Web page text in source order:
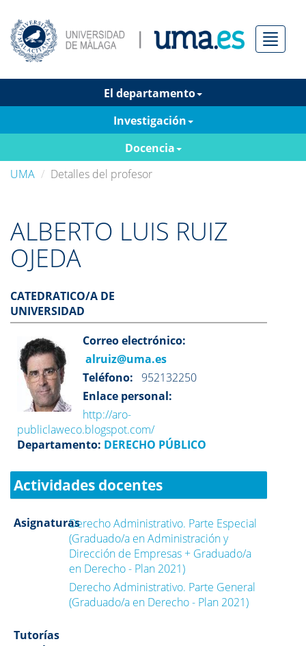
Menú
El departamento
Investigación
Docencia
UMA
Detalles del profesor
ALBERTO LUIS RUIZ
OJEDA
CATEDRATICO/A DE
UNIVERSIDAD
Correo electrónico:
alruiz@uma.es
Teléfono: 952132250
Enlace personal:
http://aro-
publiclaweco.blogspot.com/
Departamento: DERECHO PÚBLICO
Actividades docentes
AsignaturasDerecho Administrativo. Parte Especial
(Graduado/a en Administración y
Dirección de Empresas + Graduado/a
en Derecho - Plan 2021)
Derecho Administrativo. Parte General
(Graduado/a en Derecho - Plan 2021)
Tutorías